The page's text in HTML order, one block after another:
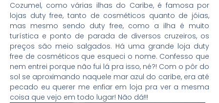
Cozumel, como várias ilhas do Caribe, é famosa por
lojas duty free, tanto de cosméticos quanto de jóias,
mas mesmo sendo duty free, como a ilha é muito
turística e ponto de parada de diversos cruzeiros, os
preços são meio salgados. Há uma grande loja duty
free de cosméticos que esqueci o nome. Confesso que
nem entrei porque não fui lá pra isso, né?! Com o pôr do
sol se aproximando naquele mar azul do caribe, era até
pecado eu querer me enfiar em loja pra ver a mesma
coisa que vejo em todo lugar! Não dá!!!